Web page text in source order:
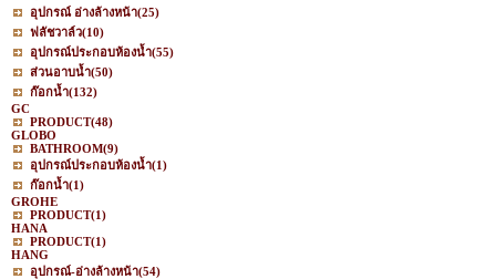
อุปกรณ์ อ่างล้างหน้า(25)
ฟลัชวาล์ว(10)
อุปกรณ์ประกอบห้องน้ำ(55)
ส่วนอาบน้ำ(50)
ก๊อกน้ำ(132)
GC
PRODUCT(48)
GLOBO
BATHROOM(9)
อุปกรณ์ประกอบห้องน้ำ(1)
ก๊อกน้ำ(1)
GROHE
PRODUCT(1)
HANA
PRODUCT(1)
HANG
อุปกรณ์-อ่างล้างหน้า(54)